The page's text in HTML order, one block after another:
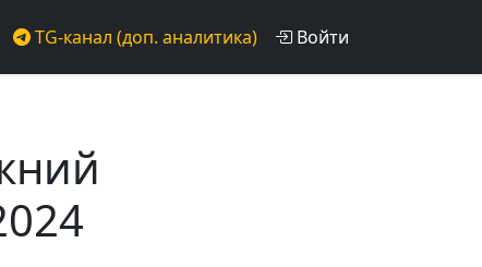
TG-канал (доп. аналитика) Войти